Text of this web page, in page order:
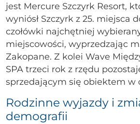
jest Mercure Szczyrk Resort,
wyniósł Szczyrk z 25. miejsca
czołówki najchętniej
miejscowości, wyprzedzając
Zakopane. Z kolei Wave
SPA trzeci rok z rzędu
sprzedającym się obiektem w
Rodzinne wyjazdy i
demografii